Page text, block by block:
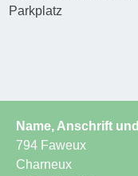
Parkplatz
Name, Anschrift
794 Faweux
Charneux